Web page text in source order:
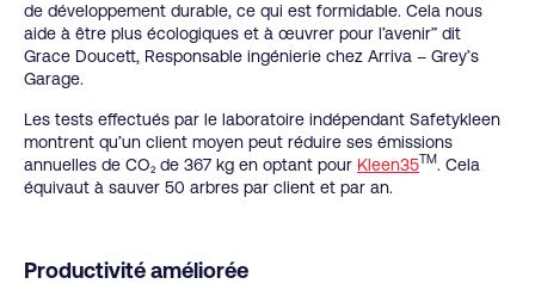
de développement durable, ce qui est formidable. Cela nous
aide à être plus écologiques et à œuvrer pour l’avenir” dit
Grace Doucett, Responsable ingénierie chez Arriva – Grey’s
Garage.
Les tests effectués par le laboratoire indépendant Safetykleen
montrent qu’un client moyen peut réduire ses émissions
annuelles de CO₂ de 367 kg en optant pour Kleen35TM. Cela
équivaut à sauver 50 arbres par client et par an.
Productivité améliorée